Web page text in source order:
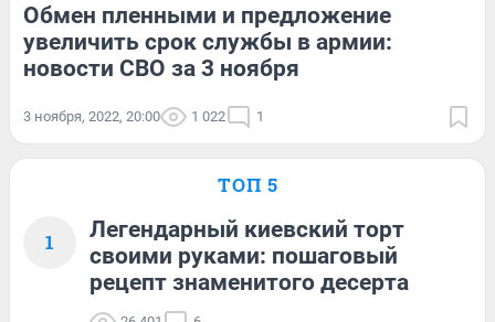
Обмен пленными и предложение
увеличить срок службы в армии:
новости СВО за 3 ноября
3 ноября, 2022, 20:00 1 022 1
ТОП 5
1
Легендарный киевский торт
своими руками: пошаговый
рецепт знаменитого десерта